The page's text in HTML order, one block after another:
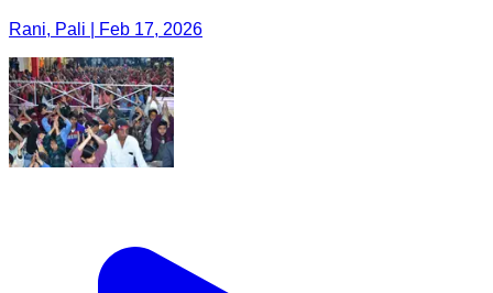
Rani, Pali | Feb 17, 2026